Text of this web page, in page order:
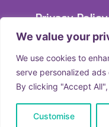
We value your
We use cookies to
serve personalized
By clicking "Accept
Customise
Privacy
Copyright ©